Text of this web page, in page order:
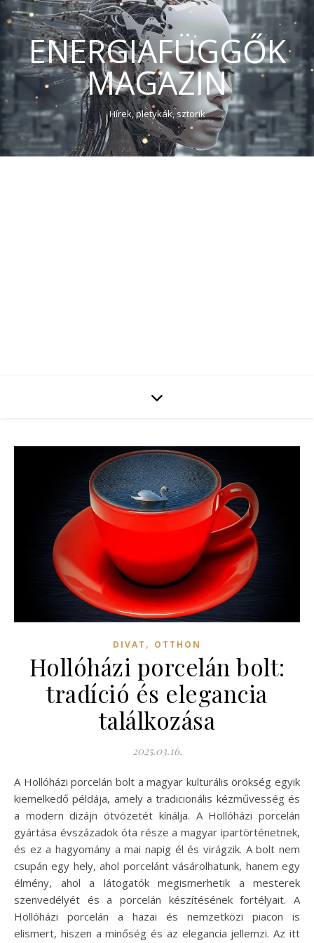
ENERGIAFÜGGŐK
MAGAZIN
Hírek, pletykák, sztorik
DIVAT , OTTHON
Hollóházi porcelán bolt:
tradíció és elegancia
találkozása
2025.03.16.
A Hollóházi porcelán bolt a magyar kulturális örökség egyik
kiemelkedő példája, amely a tradicionális kézművesség és
a modern dizájn ötvözetét kínálja. A Hollóházi porcelán
gyártása évszázadok óta része a magyar ipartörténetnek,
és ez a hagyomány a mai napig él és virágzik. A bolt nem
csupán egy hely, ahol porcelánt vásárolhatunk, hanem egy
élmény, ahol a látogatók megismerhetik a mesterek
szenvedélyét és a porcelán készítésének fortélyait. A
Hollóházi porcelán a hazai és nemzetközi piacon is
elismert, hiszen a minőség és az elegancia jellemzi. Az itt